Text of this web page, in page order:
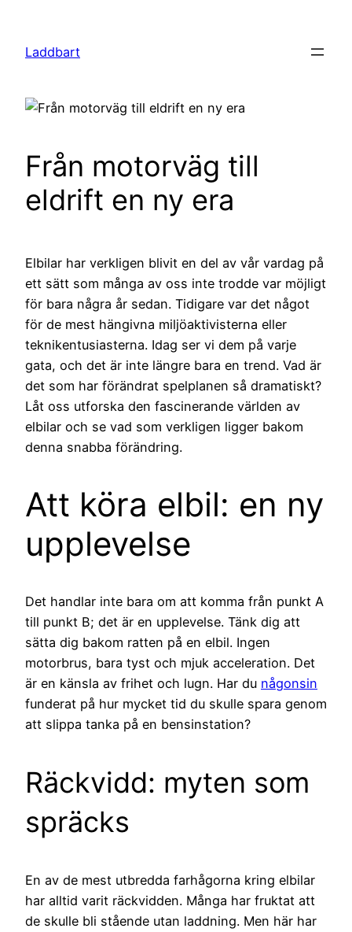
innehåll
Laddbart
Från motorväg till
eldrift en ny era
Elbilar har verkligen blivit en del av vår vardag på
ett sätt som många av oss inte trodde var möjligt
för bara några år sedan. Tidigare var det något
för de mest hängivna miljöaktivisterna eller
teknikentusiasterna. Idag ser vi dem på varje
gata, och det är inte längre bara en trend. Vad är
det som har förändrat spelplanen så dramatiskt?
Låt oss utforska den fascinerande världen av
elbilar och se vad som verkligen ligger bakom
denna snabba förändring.
Att köra elbil: en ny
upplevelse
Det handlar inte bara om att komma från punkt A
till punkt B; det är en upplevelse. Tänk dig att
sätta dig bakom ratten på en elbil. Ingen
motorbrus, bara tyst och mjuk acceleration. Det
är en känsla av frihet och lugn. Har du någonsin
funderat på hur mycket tid du skulle spara genom
att slippa tanka på en bensinstation?
Räckvidd: myten som
spräcks
En av de mest utbredda farhågorna kring elbilar
har alltid varit räckvidden. Många har fruktat att
de skulle bli stående utan laddning. Men här har